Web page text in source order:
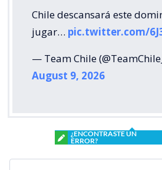
Chile descansará este
jugar… pic.twitter.com/
— Team Chile
August 9, 2026
¿ENCONTRASTE UN
ERROR?